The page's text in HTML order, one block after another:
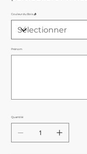
Couleur du Bois 🪵
Prénom
Quantité